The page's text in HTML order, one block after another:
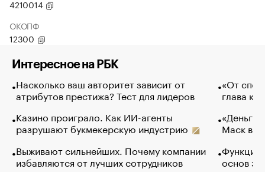
4210014
ОКОПФ
12300
Интересное на РБК
Насколько ваш авторитет зависит от
атрибутов престижа? Тест для лидеров
Казино проиграло. Как ИИ-агенты
разрушают букмекерскую индустрию
Выживают сильнейших. Почему компании
избавляются от лучших сотрудников
«От
глава
«Деньги
Маск в
Функции
основ